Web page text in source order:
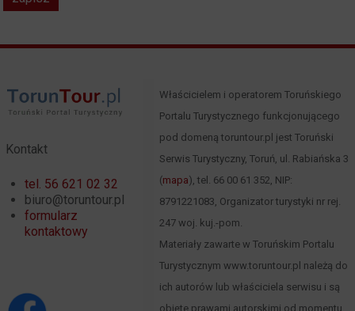
Kontakt
tel. 56 621 02 32
biuro@toruntour.pl
formularz
kontaktowy
Właścicielem i operatorem Toruńskiego
Portalu Turystycznego funkcjonującego
pod domeną toruntour.pl jest Toruński
Serwis Turystyczny, Toruń, ul. Rabiańska 3
(mapa), tel. 66 00 61 352, NIP:
8791221083, Organizator turystyki nr rej.
247 woj. kuj.-pom.
Materiały zawarte w Toruńskim Portalu
Turystycznym www.toruntour.pl należą do
ich autorów lub właściciela serwisu i są
objęte prawami autorskimi od momentu